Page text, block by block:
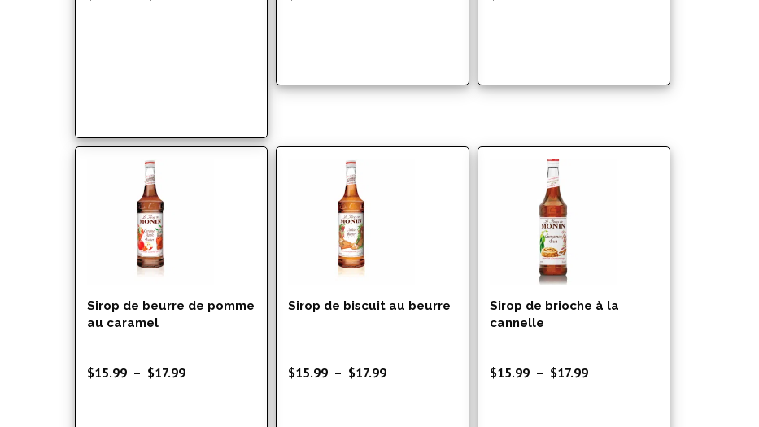
Sirop de beurre de pomme
au caramel
$15.99 – $17.99Plage
Sirop de biscuit au beurre
$15.99 – $17.99Plage
Sirop de brioche à la
cannelle
$15.99 – $17.99Plage